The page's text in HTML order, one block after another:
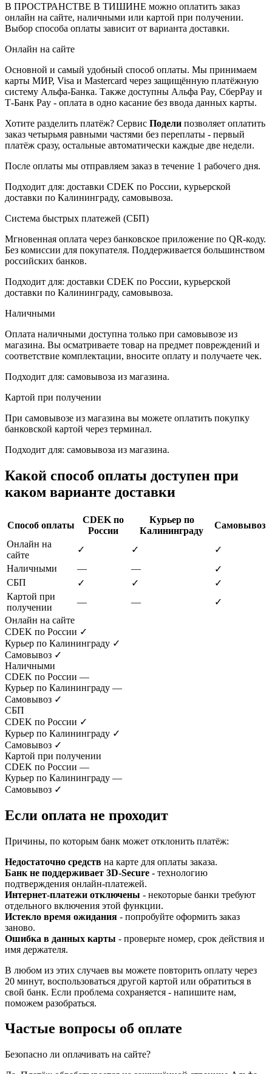
В ПРОСТРАНСТВЕ В ТИШИНЕ можно оплатить заказ
онлайн на сайте, наличными или картой при получении.
Выбор способа оплаты зависит от варианта доставки.
Онлайн на сайте
Основной и самый удобный способ оплаты. Мы принимаем
карты МИР, Visa и Mastercard через защищённую платёжную
систему Альфа-Банка. Также доступны Альфа Pay, СберPay и
Т-Банк Pay - оплата в одно касание без ввода данных карты.
Хотите разделить платёж? Сервис Подели позволяет оплатить
заказ четырьмя равными частями без переплаты - первый
платёж сразу, остальные автоматически каждые две недели.
После оплаты мы отправляем заказ в течение 1 рабочего дня.
Подходит для: доставки CDEK по России, курьерской
доставки по Калининграду, самовывоза.
Система быстрых платежей (СБП)
Мгновенная оплата через банковское приложение по QR-коду.
Без комиссии для покупателя. Поддерживается большинством
российских банков.
Подходит для: доставки CDEK по России, курьерской
доставки по Калининграду, самовывоза.
Наличными
Оплата наличными доступна только при самовывозе из
магазина. Вы осматриваете товар на предмет повреждений и
соответствие комплектации, вносите оплату и получаете чек.
Подходит для: самовывоза из магазина.
Картой при получении
При самовывозе из магазина вы можете оплатить покупку
банковской картой через терминал.
Подходит для: самовывоза из магазина.
Какой способ оплаты доступен при
каком варианте доставки
Способ оплаты
CDEK по
России
Курьер по
Калининграду
Самовывоз
Онлайн на
сайте
✓ ✓
✓
Наличными
— —
✓
СБП
✓ ✓
✓
Картой при
получении
— —
✓
Онлайн на сайте
CDEK по России ✓
Курьер по Калининграду ✓
Самовывоз ✓
Наличными
CDEK по России —
Курьер по Калининграду —
Самовывоз ✓
СБП
CDEK по России ✓
Курьер по Калининграду ✓
Самовывоз ✓
Картой при получении
CDEK по России —
Курьер по Калининграду —
Самовывоз ✓
Если оплата не проходит
Причины, по которым банк может отклонить платёж:
Недостаточно средств на карте для оплаты заказа.
Банк не поддерживает 3D-Secure - технологию
подтверждения онлайн-платежей.
Интернет-платежи отключены - некоторые банки требуют
отдельного включения этой функции.
Истекло время ожидания - попробуйте оформить заказ
заново.
Ошибка в данных карты - проверьте номер, срок действия и
имя держателя.
В любом из этих случаев вы можете повторить оплату через
20 минут, воспользоваться другой картой или обратиться в
свой банк. Если проблема сохраняется - напишите нам,
поможем разобраться.
Частые вопросы об оплате
Безопасно ли оплачивать на сайте?